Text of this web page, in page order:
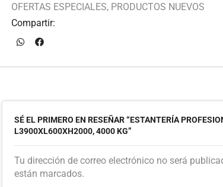
OFERTAS ESPECIALES, PRODUCTOS NUEVOS
Compartir:
SÉ EL PRIMERO EN RESEÑAR “ESTANTERÍA
L3900XL600XH2000, 4000 KG”
Tu dirección de correo electrónico no será
están marcados.